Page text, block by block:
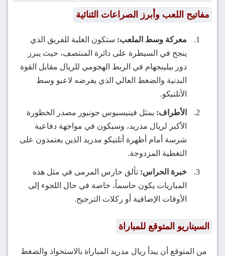
مفاتيح اللعب وأبرز الصراعات الثنائية
معركة وسط الملعب: ستكون الغلبة للفريق الذي
ينجح في السيطرة على دائرة المنتصف، حيث يبرز
دور بيلينجهام في الربط الهجومي للريال مقابل القوة
البدنية والضغط العالي الذي يفرضه لاعبو وسط
الأتلتيكو.
الأطراف: يمثل فينيسيوس جونيور مصدر الخطورة
الأكبر لريال مدريد، وسيكون في مواجهة دفاعية
شرسة أمام أظهرة أتلتيكو مدريد الذين يعتمدون على
التغطية المزدوجة.
خبرة الحراس: تألق حارس المرمى في مثل هذه
المباريات يكون حاسماً، خاصة في حال اللجوء إلى
الأوقات الإضافية أو ركلات الترجيح.
السيناريو المتوقع للمباراة
من المتوقع أن يبدأ ريال مدريد المباراة بالاستحواذ والضغط